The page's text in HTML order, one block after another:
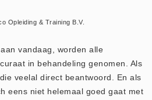
Opleiding & Training B.V.
vandaag, worden alle
in behandeling genomen. Als
veelal direct beantwoord. En als
eens niet helemaal goed gaat met